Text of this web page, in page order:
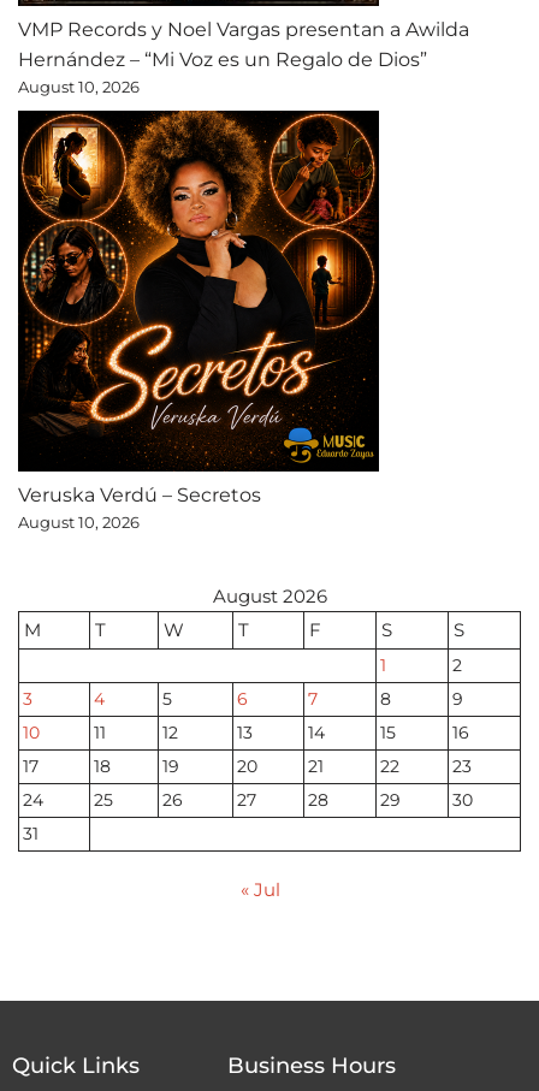
VMP Records y Noel Vargas presentan a Awilda
Hernández – “Mi Voz es un Regalo de Dios”
August 10, 2026
Veruska Verdú – Secretos
August 10, 2026
August 2026
M
T W T F S S
1
2
3
4 5 6 7 8
9
10
11 12 13 14 15
16
17
18 19 20 21 22
23
24
25 26 27 28 29
30
31
« Jul
Quick Links Business Hours